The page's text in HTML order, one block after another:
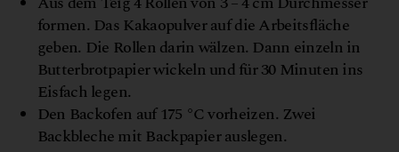
formen. Das Kakaopulver auf die Arbeitsfläche
geben. Die Rollen darin wälzen. Dann einzeln in
Butterbrotpapier wickeln und für 30 Minuten ins
Eisfach legen.
Den Backofen auf 175 °C vorheizen. Zwei
Backbleche mit Backpapier auslegen.